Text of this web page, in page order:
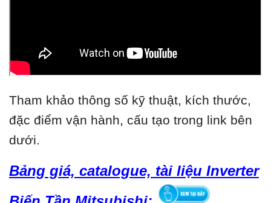
Tham khảo thông số kỹ thuật, kích thước,
đặc điểm vận hành, cấu tạo trong link bên
dưới.
Bảng giá, catalogue, tài liệu Inverter